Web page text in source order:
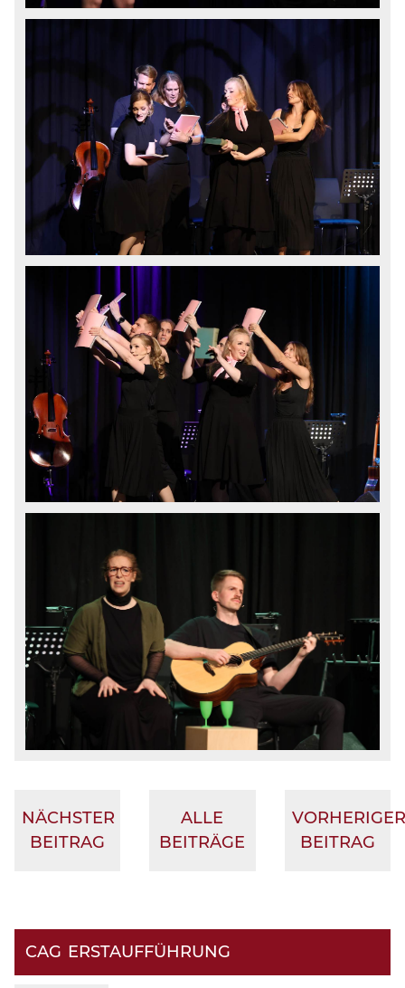
NÄCHSTER
BEITRAG
ALLE
BEITRÄGE
VORHERIGER
BEITRAG
CAG ERSTAUFFÜHRUNG